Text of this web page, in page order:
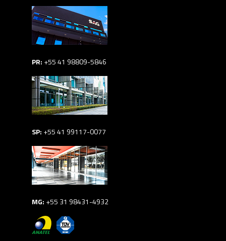
PR: +55 41 98809-5846
SP: +55 41 99117-0077
MG: +55 31 98431-4932